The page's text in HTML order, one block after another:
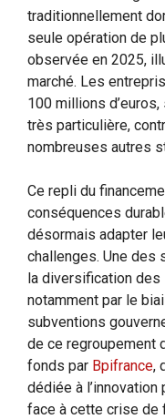
traditionnellement
seule opération de
observée en 2025,
marché. Les
100 millions
très particulière,
nombreuses autres
Ce repli du
conséquences
désormais adapter
challenges. Une des
la diversification des
notamment par le
subventions
de ce regroupement
fonds par Bpifrance,
dédiée à
face à cette crise de